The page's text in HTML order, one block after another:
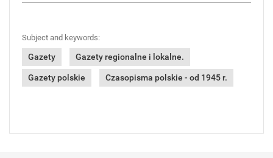
Subject and keywords:
Gazety Gazety regionalne i lokalne.
Gazety polskie Czasopisma polskie - od 1945 r.